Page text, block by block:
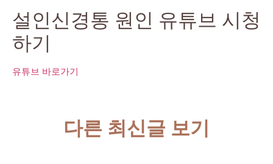
설인신경통 원인 유튜브 시청
하기
유튜브 바로가기
다른 최신글 보기